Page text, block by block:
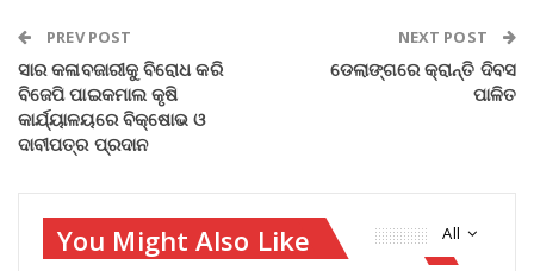
PREV POST
ସାର କଳାବଜାରୀକୁ ବିରୋଧ କରି
ବିଜେପି ପାଇକମାଲ କୃଷି
କାର୍ଯ୍ୟାଳୟରେ ବିକ୍ଷୋଭ ଓ
ଦାବୀପତ୍ର ପ୍ରଦାନ
NEXT POST
ଡେଲାଙ୍ଗରେ କ୍ରାନ୍ତି ଦିବସ
ପାଳିତ
All
You Might Also Like